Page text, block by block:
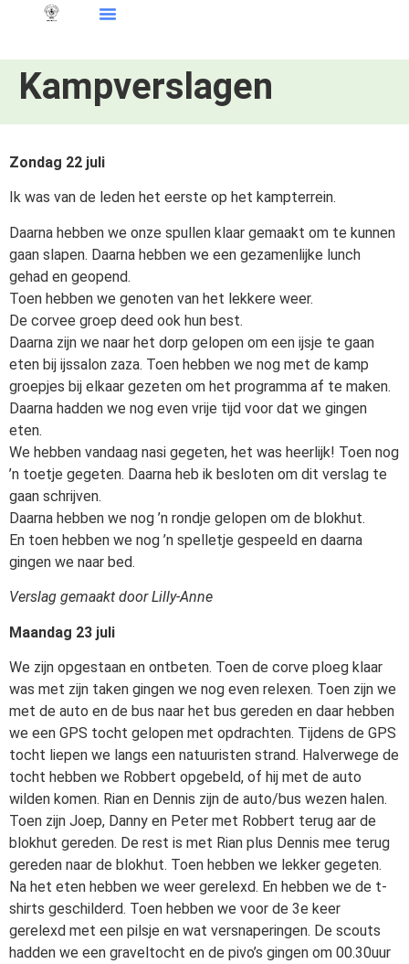
Kampverslagen
Zondag 22 juli
Ik was van de leden het eerste op het kampterrein.
Daarna hebben we onze spullen klaar gemaakt om te kunnen
gaan slapen. Daarna hebben we een gezamenlijke lunch
gehad en geopend.
Toen hebben we genoten van het lekkere weer.
De corvee groep deed ook hun best.
Daarna zijn we naar het dorp gelopen om een ijsje te gaan
eten bij ijssalon zaza. Toen hebben we nog met de kamp
groepjes bij elkaar gezeten om het programma af te maken.
Daarna hadden we nog even vrije tijd voor dat we gingen
eten.
We hebben vandaag nasi gegeten, het was heerlijk! Toen nog
’n toetje gegeten. Daarna heb ik besloten om dit verslag te
gaan schrijven.
Daarna hebben we nog ’n rondje gelopen om de blokhut.
En toen hebben we nog ’n spelletje gespeeld en daarna
gingen we naar bed.
Verslag gemaakt door Lilly-Anne
Maandag 23 juli
We zijn opgestaan en ontbeten. Toen de corve ploeg klaar
was met zijn taken gingen we nog even relexen. Toen zijn we
met de auto en de bus naar het bus gereden en daar hebben
we een GPS tocht gelopen met opdrachten. Tijdens de GPS
tocht liepen we langs een natuuristen strand. Halverwege de
tocht hebben we Robbert opgebeld, of hij met de auto
wilden komen. Rian en Dennis zijn de auto/bus wezen halen.
Toen zijn Joep, Danny en Peter met Robbert terug aar de
blokhut gereden. De rest is met Rian plus Dennis mee terug
gereden naar de blokhut. Toen hebben we lekker gegeten.
Na het eten hebben we weer gerelexd. En hebben we de t-
shirts geschilderd. Toen hebben we voor de 3e keer
gerelexd met een pilsje en wat versnaperingen. De scouts
hadden we een graveltocht en de pivo’s gingen om 00.30uur